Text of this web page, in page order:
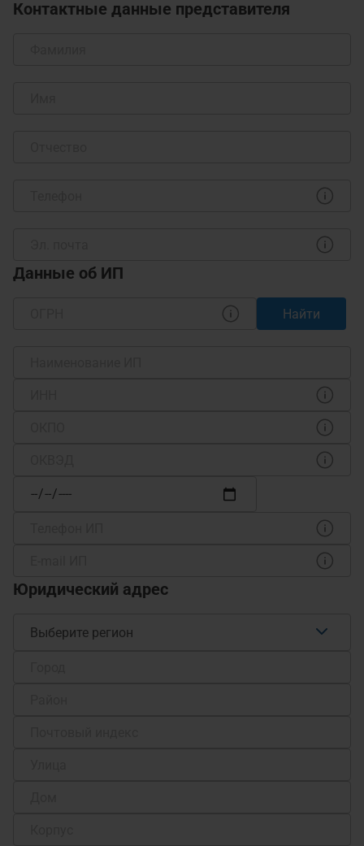
Контактные данные представителя
Данные об ИП
Найти
Юридический адрес
Выберите регион